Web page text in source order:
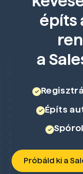
építs
a
Építs
Próbáld ki a